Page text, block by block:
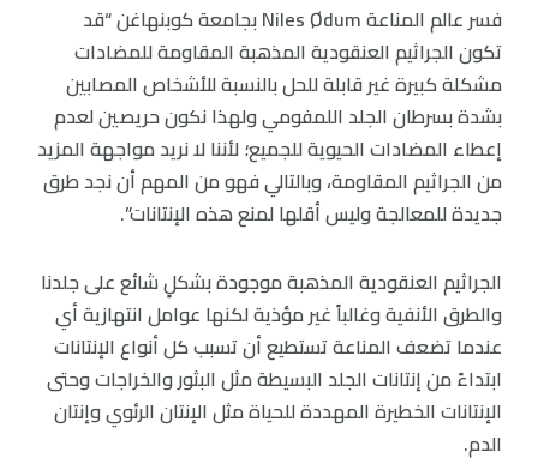
فسر عالم المناعة Niles Ødum بجامعة كوبنهاغن “قد
تكون الجراثيم العنقودية المذهبة المقاومة للمضادات
مشكلة كبيرة غير قابلة للحل بالنسبة للأشخاص المصابين
بشدة بسرطان الجلد اللمفومي ولهذا نكون حريصين لعدم
إعطاء المضادات الحيوية للجميع؛ لأننا لا نريد مواجهة المزيد
من الجراثيم المقاومة، وبالتالي فهو من المهم أن نجد طرق
جديدة للمعالجة وليس أقلها لمنع هذه الإنتانات”.
الجراثيم العنقودية المذهبة موجودة بشكلٍ شائع على جلدنا
والطرق الأنفية وغالباً غير مؤذية لكنها عوامل انتهازية أي
عندما تضعف المناعة تستطيع أن تسبب كل أنواع الإنتانات
ابتداءً من إنتانات الجلد البسيطة مثل البثور والخراجات وحتى
الإنتانات الخطيرة المهددة للحياة مثل الإنتان الرئوي وإنتان
الدم.